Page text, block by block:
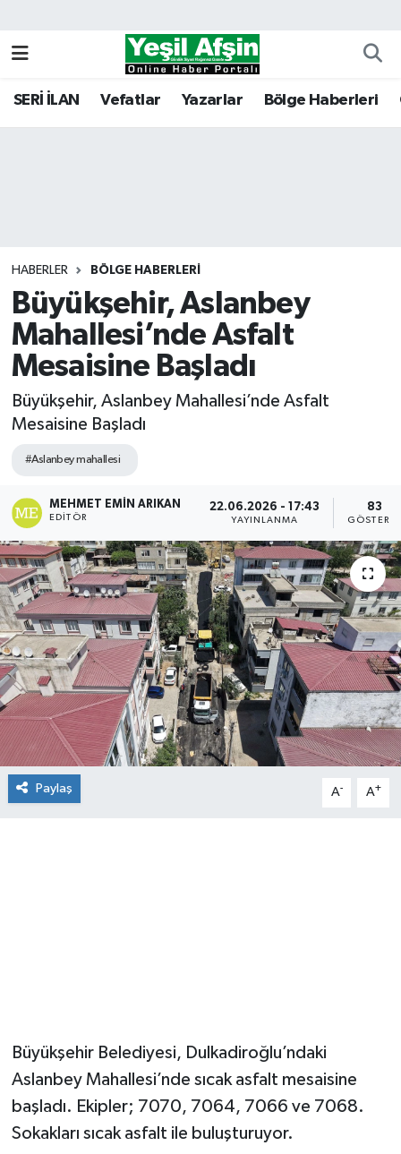
SERİ İLAN Vefatlar Yazarlar Bölge Haberleri
HABERLER BÖLGE HABERLERI
Büyükşehir, Aslanbey
Mahallesi’nde Asfalt
Mesaisine Başladı
Büyükşehir, Aslanbey Mahallesi’nde Asfalt
Mesaisine Başladı
#Aslanbey mahallesi
MEHMET EMIN ARIKAN
EDITÖR
22.06.2026 - 17:43
YAYINLANMA
83
GÖSTERIM
Paylaş A- A+
Büyükşehir Belediyesi, Dulkadiroğlu’ndaki
Aslanbey Mahallesi’nde sıcak asfalt mesaisine
başladı. Ekipler; 7070, 7064, 7066 ve 7068.
Sokakları sıcak asfalt ile buluşturuyor.
Kahramanmaraş Nöbetçi Eczaneler
Tüm Manşetler
Son Dakika Haberleri